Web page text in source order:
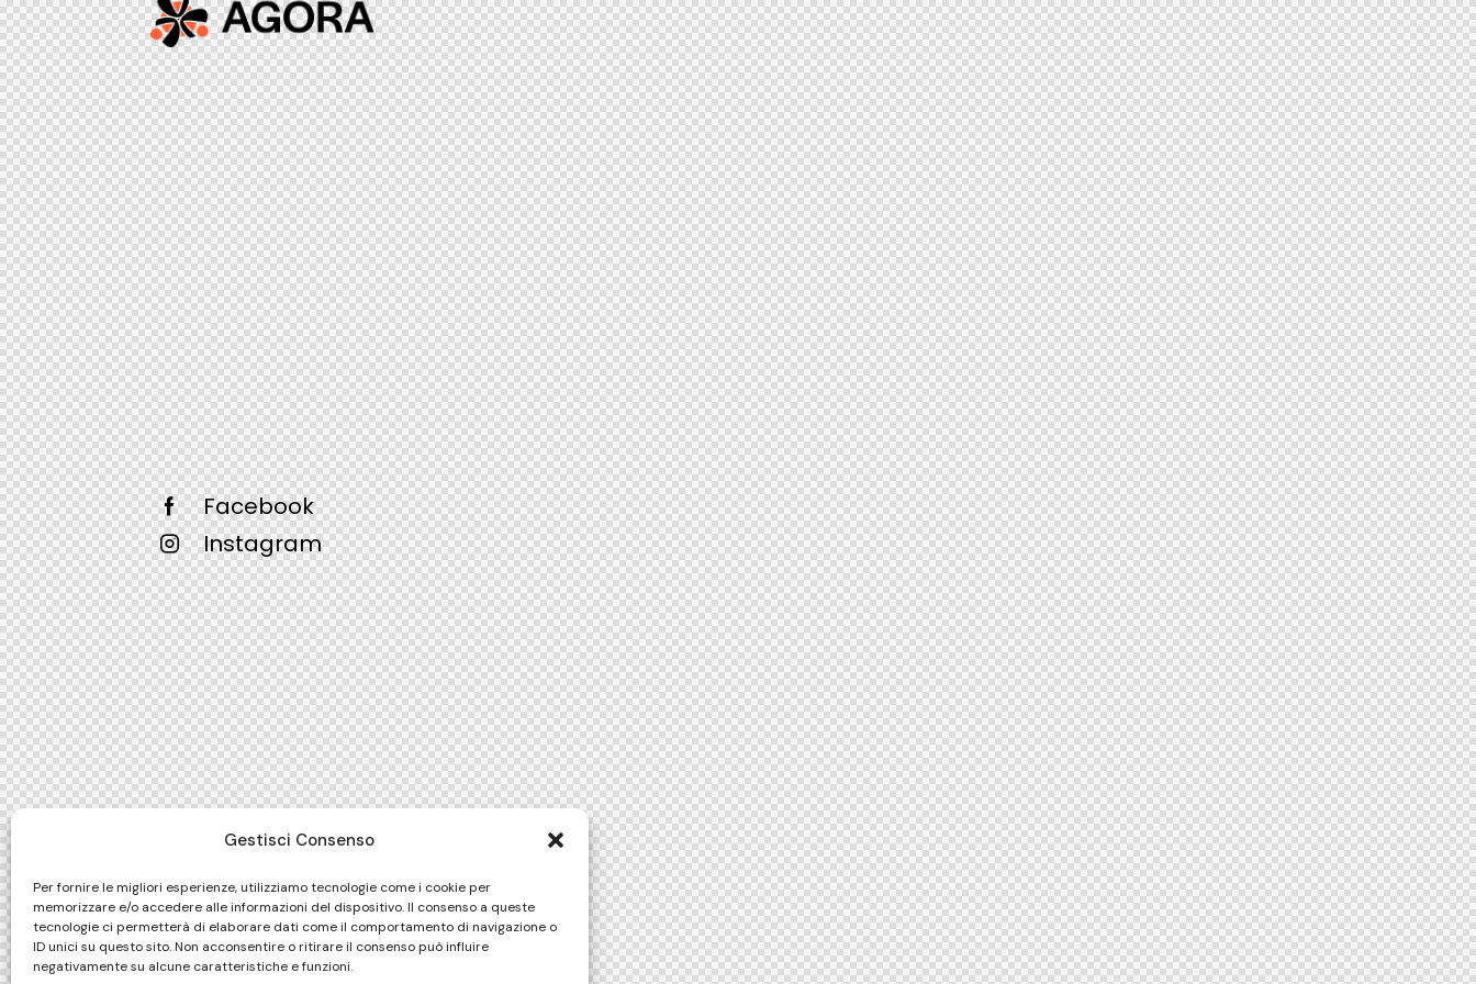
Gestisci Consenso
Per fornire le migliori esperienze, utilizziamo tecnologie come i cookie per
memorizzare e/o accedere alle informazioni del dispositivo. Il consenso a queste
tecnologie ci permetterà di elaborare dati come il comportamento di navigazione o
ID unici su questo sito. Non acconsentire o ritirare il consenso può influire
negativamente su alcune caratteristiche e funzioni.
Facebook
Instagram